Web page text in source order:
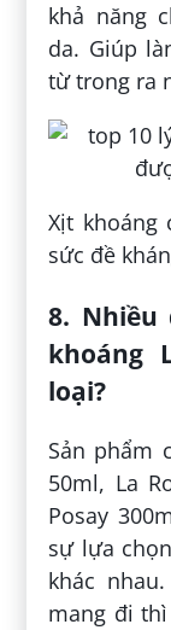
khả năng
da. Giúp
từ trong ra
Xịt khoáng
sức đề
8.
khoáng
loại?
Sản phẩm
50ml, La
Posay
sự lựa
khác
mang đi